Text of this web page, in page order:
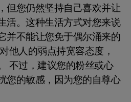
但您仍然坚持自己喜欢并让
活。这种生活方式对您来说
并不能让您免于偶尔涌来的
他人的弱点持宽容态度，
不过，建议您的粉丝或心
您的敏感，因为您的自尊心